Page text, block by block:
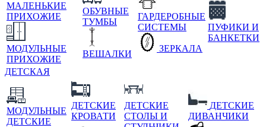
МАЛЕНЬКИЕ
ПРИХОЖИЕ
МОДУЛЬНЫЕ
ПРИХОЖИЕ
ОБУВНЫЕ
ТУМБЫ
ВЕШАЛКИ
ГАРДЕРОБНЫЕ
СИСТЕМЫ
ЗЕРКАЛА
ПУФИКИ И
БАНКЕТКИ
ДЕТСКАЯ
МОДУЛЬНЫЕ
ДЕТСКИЕ
ДЕТСКИЕ
КРОВАТИ
ДЕТСКИЕ
СТОЛЫ И
ДЕТСКИЕ
ДИВАНЧИКИ